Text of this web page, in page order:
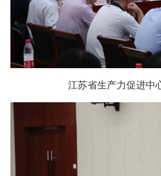
江苏省生产力促进中